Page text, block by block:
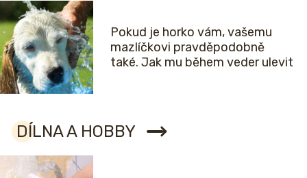
Pokud je horko vám, vašemu
mazlíčkovi pravděpodobně
také. Jak mu během veder ulevit
DÍLNA A HOBBY